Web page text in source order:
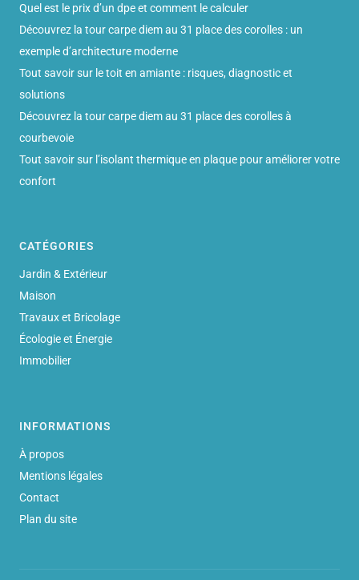
Quel est le prix d’un dpe et comment le calculer
Découvrez la tour carpe diem au 31 place des corolles : un
exemple d’architecture moderne
Tout savoir sur le toit en amiante : risques, diagnostic et
solutions
Découvrez la tour carpe diem au 31 place des corolles à
courbevoie
Tout savoir sur l’isolant thermique en plaque pour améliorer votre
confort
CATÉGORIES
Jardin & Extérieur
Maison
Travaux et Bricolage
Écologie et Énergie
Immobilier
INFORMATIONS
À propos
Mentions légales
Contact
Plan du site